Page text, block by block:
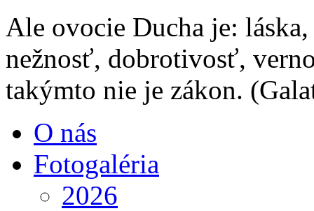
Ale ovocie Ducha je:
nežnosť, dobrotivosť,
takýmto nie je zákon.
O nás
Fotogaléria
2026